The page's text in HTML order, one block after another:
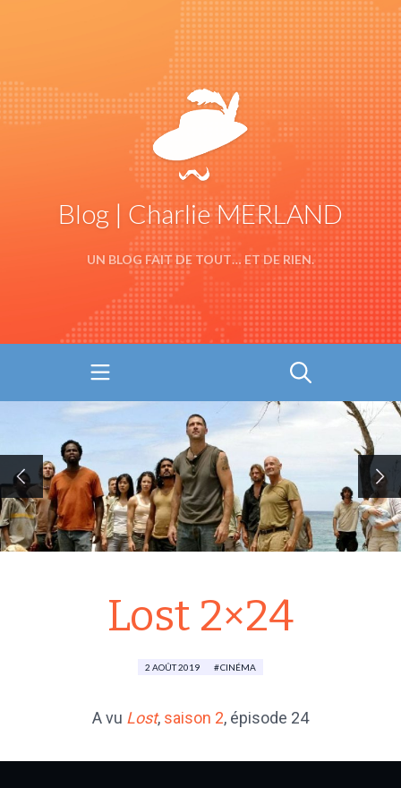
Blog | Charlie MERLAND
UN BLOG FAIT DE TOUT… ET DE RIEN.
Lost 2×24
2 AOÛT 2019 CINÉMA
A vu Lost, saison 2, épisode 24